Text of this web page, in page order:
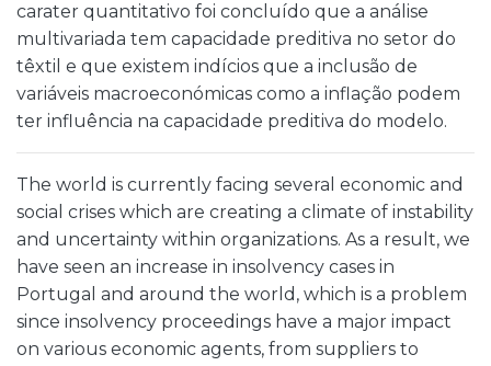
carater quantitativo foi concluído que a análise
multivariada tem capacidade preditiva no setor do
têxtil e que existem indícios que a inclusão de
variáveis macroeconómicas como a inflação podem
ter influência na capacidade preditiva do modelo.
The world is currently facing several economic and
social crises which are creating a climate of instability
and uncertainty within organizations. As a result, we
have seen an increase in insolvency cases in
Portugal and around the world, which is a problem
since insolvency proceedings have a major impact
on various economic agents, from suppliers to